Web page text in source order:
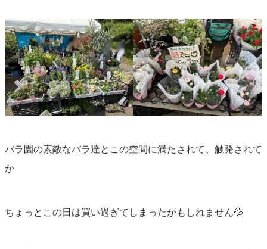
バラ園の素敵なバラ達とこの空間に満たされて、触発されて
か
ちょっとこの日は買い過ぎてしまったかもしれません💦